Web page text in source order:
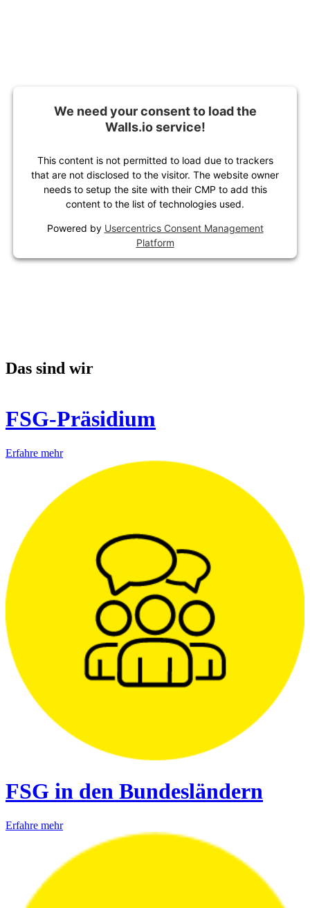
We need your consent to load the
Walls.io service!
This content is not permitted to load due to trackers
that are not disclosed to the visitor. The website owner
needs to setup the site with their CMP to add this
content to the list of technologies used.
Powered by Usercentrics Consent Management
Platform
Das sind wir
FSG-Präsidium
Erfahre mehr
FSG in den Bundesländern
Erfahre mehr